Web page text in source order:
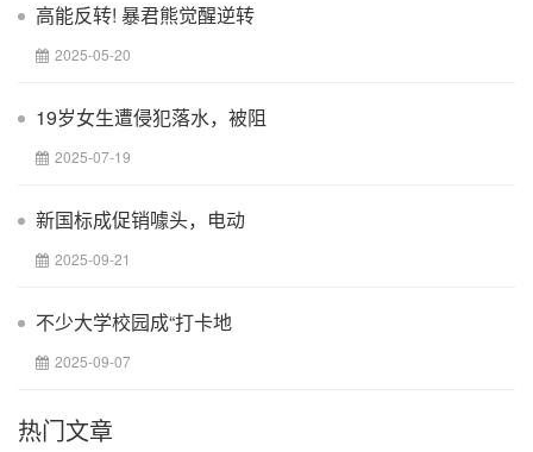
高能反转! 暴君熊觉醒逆转
2025-05-20
19岁女生遭侵犯落水，被阻
2025-07-19
新国标成促销噱头，电动
2025-09-21
不少大学校园成“打卡地
2025-09-07
热门文章